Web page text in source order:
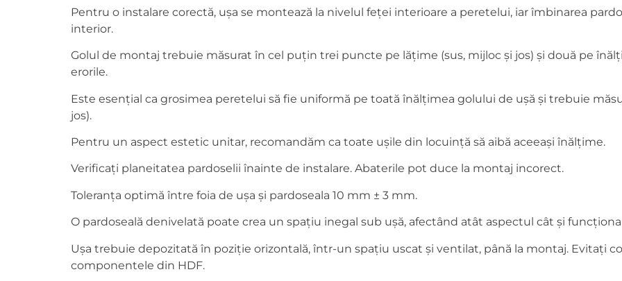
Pentru o instalare corectă, ușa se montează la nivelul feței interioare a peretelui, iar îmbinarea
interior.
Golul de montaj trebuie măsurat în cel puțin trei puncte pe lățime (sus, mijloc și jos) și două pe
erorile.
Este esențial ca grosimea peretelui să fie uniformă pe toată înălțimea golului de ușă și trebuie
jos).
Pentru un aspect estetic unitar, recomandăm ca toate ușile din locuință să aibă aceeași înălțime.
Verificați planeitatea pardoselii înainte de instalare. Abaterile pot duce la montaj incorect.
Toleranța optimă între foia de ușa și pardoseala 10 mm ± 3 mm.
O pardoseală denivelată poate crea un spațiu inegal sub ușă, afectând atât aspectul cât și
Ușa trebuie depozitată în poziție orizontală, într-un spațiu uscat și ventilat, până la montaj. Evitați
componentele din HDF.